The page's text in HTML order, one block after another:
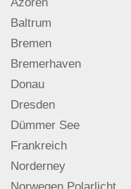
Baltrum
Bremen
Bremerhaven
Donau
Dresden
Dümmer See
Frankreich
Norderney